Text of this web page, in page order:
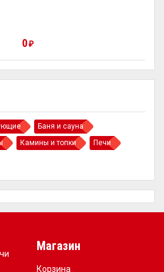
Баня и сауна
Камины и топки
Печи
0 ₽
Магазин
Корзина